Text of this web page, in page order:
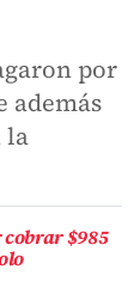
por
además
la
$985